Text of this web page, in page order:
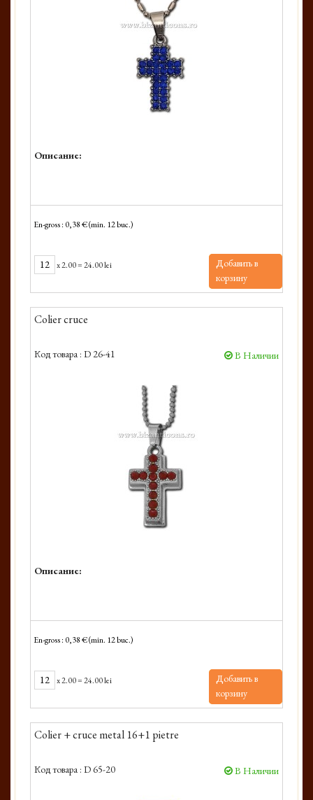
Описание:
En-gross : 0,38 € (min. 12 buc.)
x2.00=24.00 lei
Добавить в
корзину
Colier cruce
Код товара : D 26-41 В Наличии
Описание:
En-gross : 0,38 € (min. 12 buc.)
x2.00=24.00 lei
Добавить в
корзину
Colier + cruce metal 16+1 pietre
Код товара : D 65-20 В Наличии